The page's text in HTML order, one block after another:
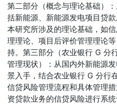
第二部分（概念与理论基础）
括新能源、新能源发电项目贷
本研究所涉及的理论基础，如
理理论、项目后评价管理理论
持。第三部分（农业银行 G 分
管理现状）：从国内外新能源
景入手，结合农业银行 G 分行
信贷风险管理流程和具体管理
资贷款业务的信贷风险进行系